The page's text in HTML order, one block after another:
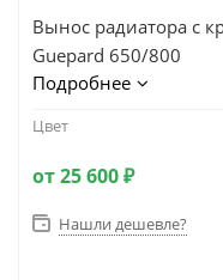
Вынос радиатора с
Guepard 650/800
Подробнее
Цвет
от25 600 ₽
Нашли дешевле?